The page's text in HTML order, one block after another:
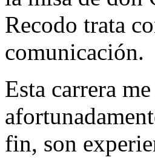
Recodo trata
comunicación.
Esta carrera
fin, son